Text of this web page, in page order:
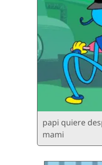
papi quiere
mami